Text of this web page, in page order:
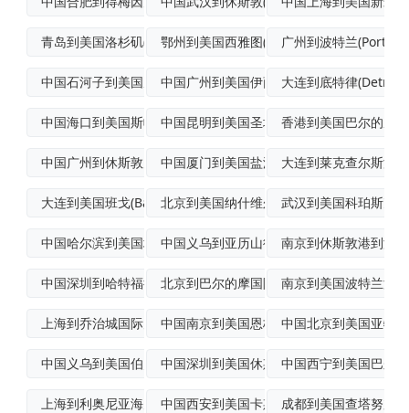
青岛到美国洛杉矶(LosAngeles)鄂州到美国西雅图(Seattle)普货空
广州到波特兰
中国石河子到美国威尔明顿(Wilming中国广州到美国伊萨卡航空快递
大连到底特律
中国海口到美国斯帕克斯标准空运中国昆明到美国圣地亚哥(SanDiego
香港到美国巴尔的摩
中国广州到休斯敦空运专线中国厦门到美国盐湖城空运专线大连到莱克查尔斯海
大连到美国班戈(Bangor)空运快递北京到美国纳什维尔(Nashville)武汉到美国科珀斯克
中国哈尔滨到美国塔拉哈西国际航空货运
中国义乌到亚历山德里亚(Alexandr
南京到休斯敦港到港
中国深圳到哈特福德(Hartford)空北京到巴尔的摩国际航空货运南京到美国波特兰海
上海到乔治城国际空运中国南京到美国恩格尔伍德(Englewo
中国北京到美国亚特
中国义乌到美国伯灵顿空运物流专线中国深圳到美国休斯敦(Houston)空
中国西宁到美国巴尔
上海到利奥尼亚海空联运中国西安到美国卡斯珀空运物流专线
成都到美国查塔努加